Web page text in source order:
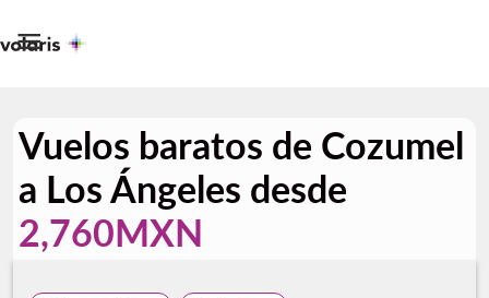

Vuelos baratos de Cozumel
a Los Ángeles desde
2,760MXN